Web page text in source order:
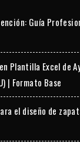
Guía
en Plantilla Excel de
| Formato Base
el diseño de